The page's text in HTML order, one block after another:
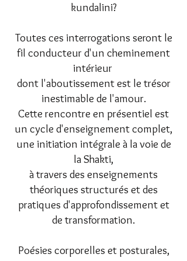
kundalini?
Toutes ces interrogations seront le
fil conducteur d'un cheminement
intérieur
dont l'aboutissement est le trésor
inestimable de l'amour.
Cette rencontre en présentiel est
un cycle d'enseignement complet,
une initiation intégrale à la voie de
la Shakti,
à travers des enseignements
théoriques structurés et des
pratiques d'approfondissement et
de transformation.
Poésies corporelles et posturales,